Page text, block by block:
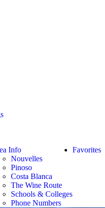
Favorites
Info
Nouvelles
Pinoso
Costa Blanca
The Wine Route
Schools & Colleges
Phone Numbers